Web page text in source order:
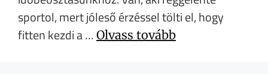
sportol, mert jóleső érzéssel tölti el, hogy
fitten kezdi a … Olvass tovább